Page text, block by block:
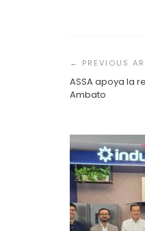
de
entradas
ASSA apoya la
Ambato